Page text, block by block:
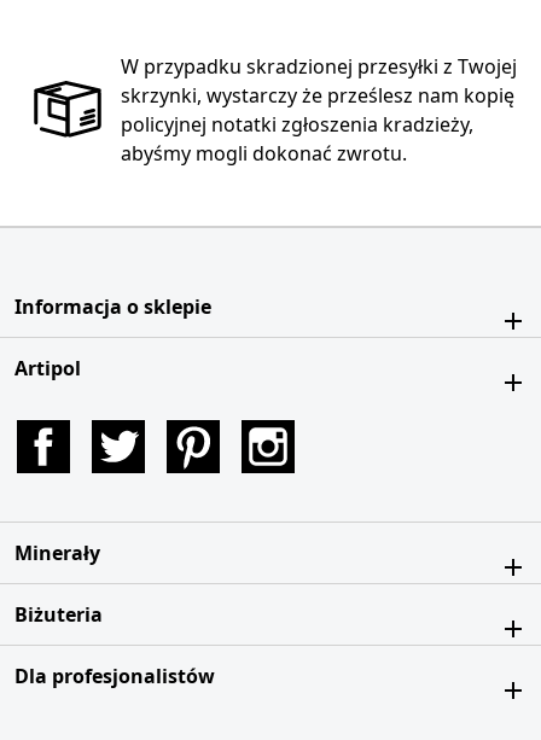
W przypadku skradzionej przesyłki z Twojej
skrzynki, wystarczy że prześlesz nam kopię
policyjnej notatki zgłoszenia kradzieży,
abyśmy mogli dokonać zwrotu.
Informacja o sklepie
Artipol
Facebook Twitter Pinterest
Minerały
Biżuteria
Dla profesjonalistów